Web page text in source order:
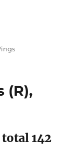
(R),
total 142